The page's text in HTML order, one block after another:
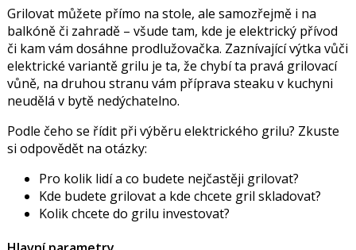
Grilovat můžete přímo na stole, ale samozřejmě i na
balkóně či zahradě – všude tam, kde je elektrický přívod
či kam vám dosáhne prodlužovačka. Zaznívající výtka vůči
elektrické variantě grilu je ta, že chybí ta pravá grilovací
vůně, na druhou stranu vám příprava steaku v kuchyni
neudělá v bytě nedýchatelno.
Podle čeho se řídit při výběru elektrického grilu? Zkuste
si odpovědět na otázky:
Pro kolik lidí a co budete nejčastěji grilovat?
Kde budete grilovat a kde chcete gril skladovat?
Kolik chcete do grilu investovat?